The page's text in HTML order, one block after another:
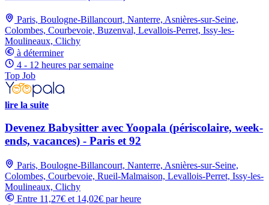
Paris, Boulogne-Billancourt, Nanterre, Asnières-sur-Seine,
Colombes, Courbevoie, Buzenval, Levallois-Perret, Issy-les-
Moulineaux, Clichy
à déterminer
4 - 12 heures par semaine
Top Job
lire la suite
Devenez Babysitter avec Yoopala (périscolaire, week-
ends, vacances) - Paris et 92
Paris, Boulogne-Billancourt, Nanterre, Asnières-sur-Seine,
Colombes, Courbevoie, Rueil-Malmaison, Levallois-Perret, Issy-les-
Moulineaux, Clichy
Entre 11,27€ et 14,02€ par heure